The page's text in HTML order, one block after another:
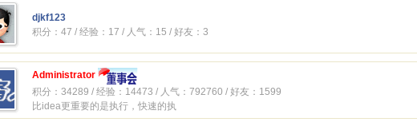
djkf123
积分：47 / 经验：17 / 人气：15 / 好友：3
Administrator
积分：34289 / 经验：14473 / 人气：792760 / 好友：1599
比idea更重要的是执行，快速的执